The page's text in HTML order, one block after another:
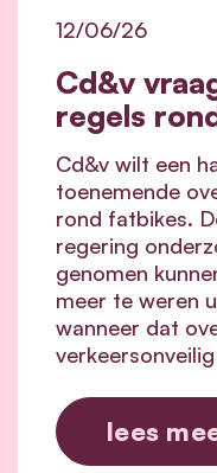
Cd&v
regels
12/06/26
Cd&v wilt een
toenemende
rond fatbikes.
regering
genomen
meer te weren
wanneer dat
lees